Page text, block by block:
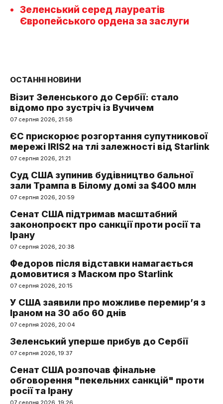
Зеленський серед лауреатів
Європейського ордена за заслуги
ОСТАННІ НОВИНИ
Візит Зеленського до Сербії: стало
відомо про зустріч із Вучичем
07 серпня 2026, 21:58
ЄС прискорює розгортання супутникової
мережі IRIS2 на тлі залежності від Starlink
07 серпня 2026, 21:21
Суд США зупинив будівництво бальної
зали Трампа в Білому домі за $400 млн
07 серпня 2026, 20:59
Сенат США підтримав масштабний
законопроєкт про санкції проти росії та
Ірану
07 серпня 2026, 20:38
Федоров після відставки намагається
домовитися з Маском про Starlink
07 серпня 2026, 20:15
У США заявили про можливе перемир’я з
Іраном на 30 або 60 днів
07 серпня 2026, 20:04
Зеленський уперше прибув до Сербії
07 серпня 2026, 19:37
Сенат США розпочав фінальне
обговорення "пекельних санкцій" проти
росії та Ірану